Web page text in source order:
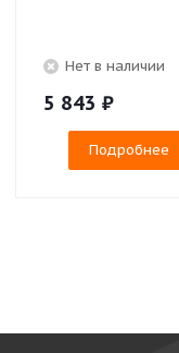
Нет в наличии
5 843 ₽
Подробнее